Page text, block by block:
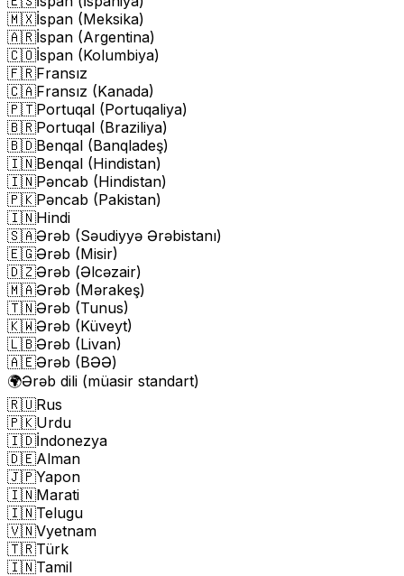
🇲🇽İspan (Meksika)
🇦🇷İspan (Argentina)
🇨🇴İspan (Kolumbiya)
🇫🇷Fransız
🇨🇦Fransız (Kanada)
🇵🇹Portuqal (Portuqaliya)
🇧🇷Portuqal (Braziliya)
🇧🇩Benqal (Banqladeş)
🇮🇳Benqal (Hindistan)
🇮🇳Pəncab (Hindistan)
🇵🇰Pəncab (Pakistan)
🇮🇳Hindi
🇸🇦Ərəb (Səudiyyə Ərəbistanı)
🇪🇬Ərəb (Misir)
🇩🇿Ərəb (Əlcəzair)
🇲🇦Ərəb (Mərakeş)
🇹🇳Ərəb (Tunus)
🇰🇼Ərəb (Küveyt)
🇱🇧Ərəb (Livan)
🇦🇪Ərəb (BƏƏ)
🌍Ərəb dili (müasir standart)
🇷🇺Rus
🇵🇰Urdu
🇮🇩İndonezya
🇩🇪Alman
🇯🇵Yapon
🇮🇳Marati
🇮🇳Telugu
🇻🇳Vyetnam
🇹🇷Türk
🇮🇳Tamil